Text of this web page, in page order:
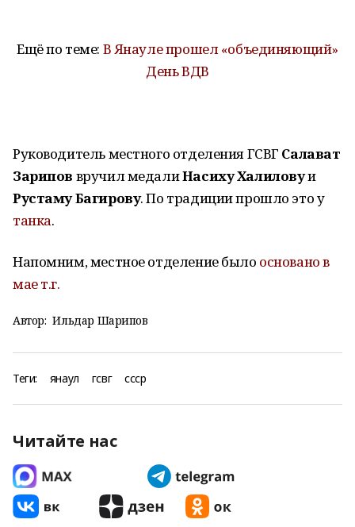
Ещё по теме: В Янауле прошел «объединяющий»
День ВДВ
Руководитель местного отделения ГСВГ Салават
Зарипов вручил медалиНасиху Халиловуи
Рустаму Багирову. По традиции прошло это у
танка.
Напомним, местное отделение было основано в
мае т.г.
Автор: Ильдар Шарипов
Теги: янаул гсвг ссср
Читайте нас